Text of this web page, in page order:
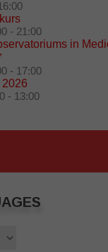
- 21:00
in
- 17:00
- 13:00